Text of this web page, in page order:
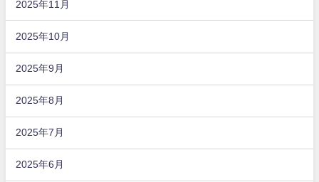
2025年11月
2025年10月
2025年9月
2025年8月
2025年7月
2025年6月